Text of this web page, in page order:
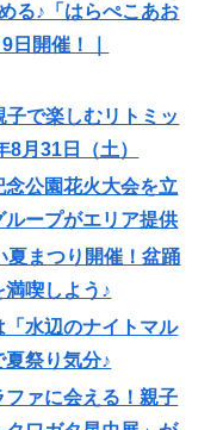
る♪「はらぺこあお
日開催！｜
子で楽しむリトミッ
月31日（土）
念公園花火大会を立
ループがエリア提供
夏まつり開催！盆踊
満喫しよう♪
「水辺のナイトマル
祭り気分♪
ファに会える！親子